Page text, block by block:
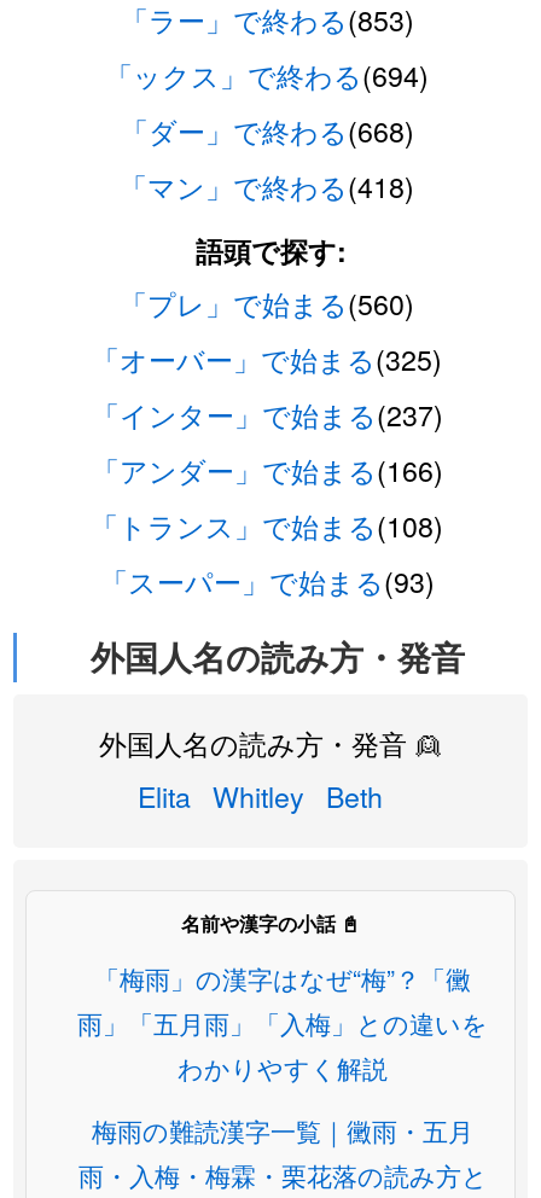
「ラー」で終わる(853)
「ックス」で終わる(694)
「ダー」で終わる(668)
「マン」で終わる(418)
語頭で探す:
「プレ」で始まる(560)
「オーバー」で始まる(325)
「インター」で始まる(237)
「アンダー」で始まる(166)
「トランス」で始まる(108)
「スーパー」で始まる(93)
外国人名の読み方・発音
外国人名の読み方・発音 👱
Elita Whitley Beth
名前や漢字の小話 📓
「梅雨」の漢字はなぜ“梅”？「黴
雨」「五月雨」「入梅」との違いを
わかりやすく解説
梅雨の難読漢字一覧｜黴雨・五月
雨・入梅・梅霖・栗花落の読み方と